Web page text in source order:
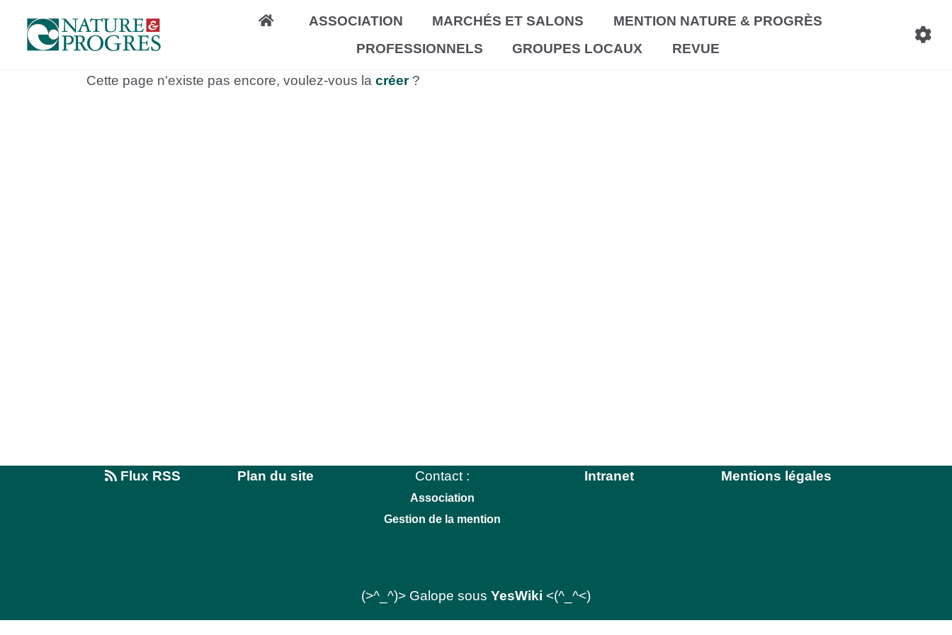
Aller
au
ASSOCIATION MARCHÉS ET SALONS
MENTION NATURE & PROGRÈS
PROFESSIONNELS
GROUPES LOCAUX REVUE
Cette page n'existe pas encore, voulez-vous la créer?
Flux RSS Plan du site Contact :
Association
Gestion de la mention
Intranet Mentions légales
(>^_^)> Galope sous YesWiki <(^_^<)